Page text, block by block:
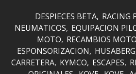
DESPIECES BETA RACING
NEUMATICOS EQUIPACION
MOTO RECAMBIOS MOTO
ESPONSORIZACION
HUSABERG
CARRETERA KYMCO ESCAPES